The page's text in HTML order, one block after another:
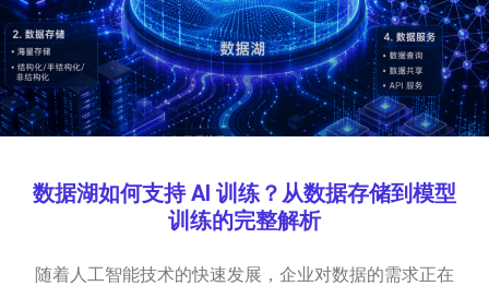
数据湖如何支持 AI 训练？从数据存储到模型
训练的完整解析
随着人工智能技术的快速发展，企业对数据的需求正在